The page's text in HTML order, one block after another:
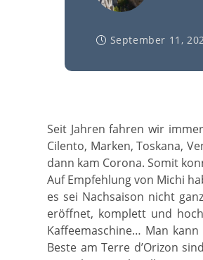
September 11,
Seit Jahren fahren wir
Cilento, Marken, Toskana,
dann kam Corona. Somit
Auf Empfehlung von Michi
es sei Nachsaison nicht
eröffnet, komplett und
Kaffeemaschine… Man
Beste am Terre d’Orizon